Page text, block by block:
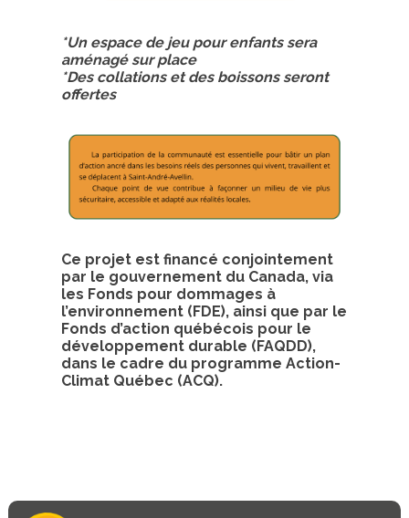
*Un espace de jeu pour enfants sera
aménagé sur place
*Des collations et des boissons seront
offertes
Ce projet est financé conjointement
par le gouvernement du Canada, via
les Fonds pour dommages à
l’environnement (FDE), ainsi que par le
Fonds d’action québécois pour le
développement durable (FAQDD),
dans le cadre du programme Action-
Climat Québec (ACQ).